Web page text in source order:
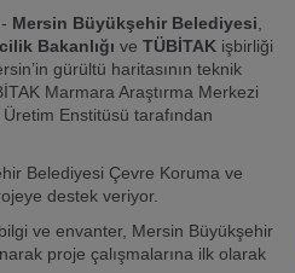
- Mersin Büyükşehir Belediyesi
Bakanlığı ve TÜBİTAK işbirliği
gürültü haritasının teknik
Marmara Araştırma Merkezi
Enstitüsü tarafından
Belediyesi Çevre Koruma ve
destek veriyor.
ve envanter, Mersin Büyükşehir
proje çalışmalarına ilk olarak